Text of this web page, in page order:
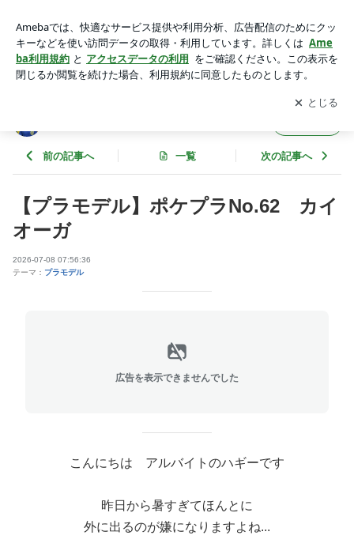
アプリをダウンロードして ブログの更新通知
を受け取りまし
ょう。
開く
前の記事へ 一覧 次の記事へ
【プラモデル】ポケプラNo.62 カイ
オーガ
2026-07-08 07:56:36
テーマ： プラモデル
広告を表示できませんでした
こんにちは アルバイトのハギーです
昨日から暑すぎてほんとに
外に出るのが嫌になりますよね...